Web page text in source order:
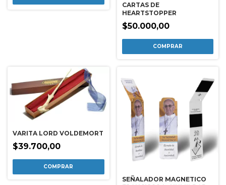
CARTAS DE
HEARTSTOPPER
$50.000,00
VARITA LORD VOLDEMORT
$39.700,00
SEÑALADOR MAGNETICO